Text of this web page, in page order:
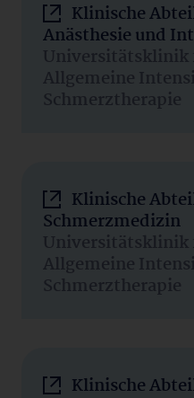
Klinische
Anästhesie und
Universitätsklinik
Allgemeine
Schmerztherapie
Klinische
Schmerzmedizin
Universitätsklinik
Allgemeine
Schmerztherapie
Klinische